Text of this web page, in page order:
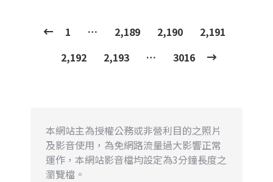
1 … 2,189 2,190
2,191
2,192
2,193 … 3016
本網站主為授權公務或非營利目的之照片
及影音使用，為免網路流量過大影響正常
運作，本網站影音檔均設定為3分鐘長度之
瀏覽檔。